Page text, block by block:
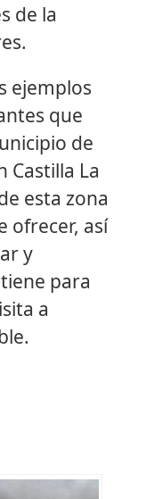
de la
ejemplos
que
de
Castilla La
esta zona
ofrecer, así
y
para
a